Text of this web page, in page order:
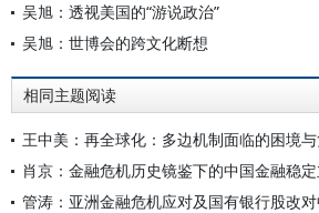
吴旭：透视美国的“游说政治”
吴旭：世博会的跨文化断想
相同主题阅读
王中美：再全球化：多边机制面临的困境
肖京：金融危机历史镜鉴下的中国金融稳
管涛：亚洲金融危机应对及国有银行股改